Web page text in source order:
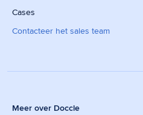
Cases
Contacteer het sales team
Meer over Doccle